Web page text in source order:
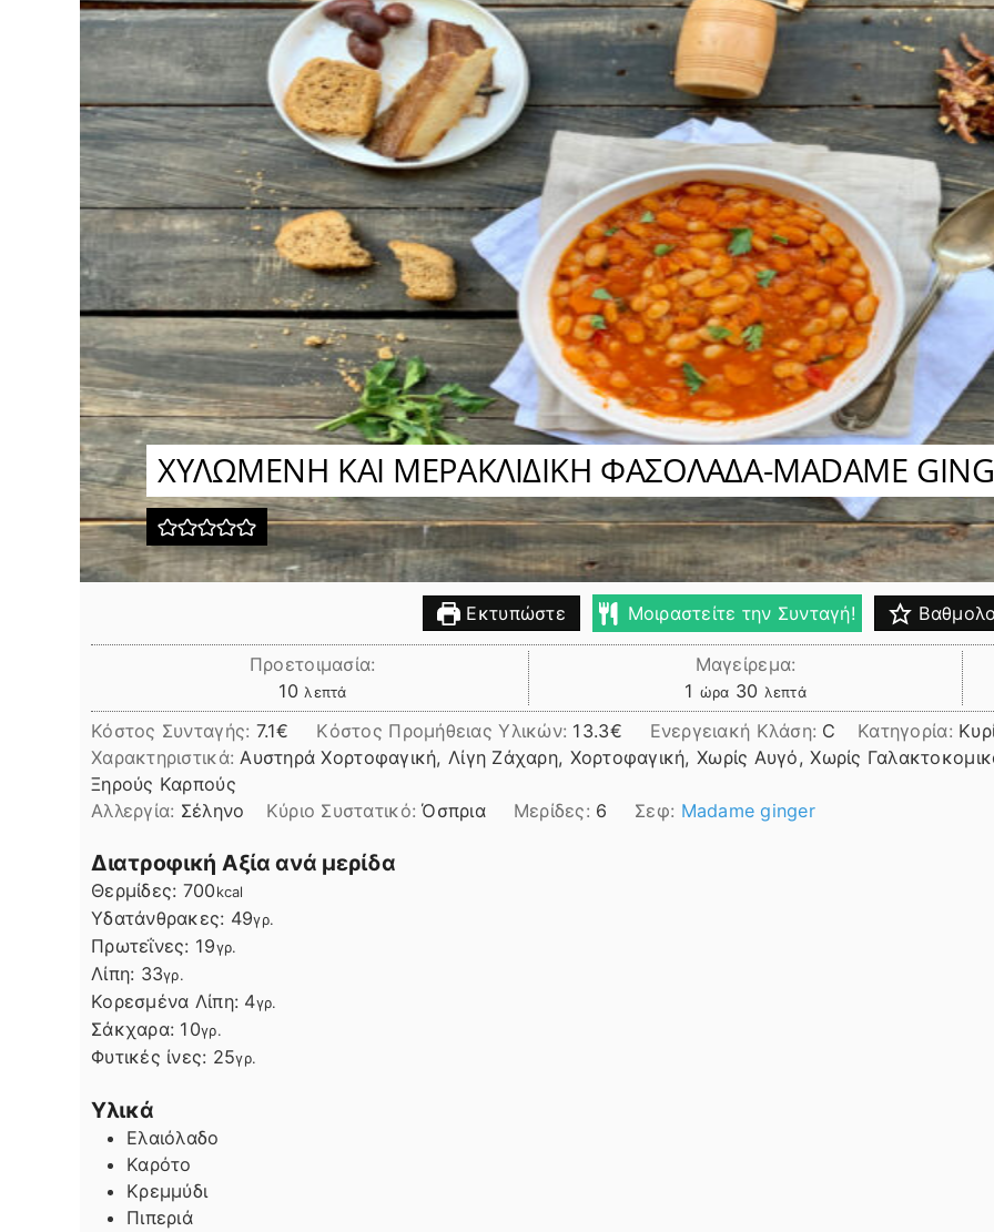
ΧΥΛΩΜΕΝΗ ΚΑΙ ΜΕΡΑΚΛΙΔΙΚΗ ΦΑΣΟΛΑΔΑ-MADAME
Εκτυπώστε Μοιραστείτε την Συνταγή!
Προετοιμασία:
10 λεπτά
λεπτά
Μαγείρεμα:
1 ώρα
ώρα 30 λεπτά
λεπτά
Κόστος Συνταγής: 7.1€ Kόστος Προμήθειας Υλικών: 13.3 Ενεργειακή Κλάση: C Κατηγορία:
Χαρακτηριστικά: Αυστηρά Χορτοφαγική, Λίγη Ζάχαρη, Χορτοφαγική, Χωρίς Αυγό, Χωρίς
Ξηρούς Καρπούς
Αλλεργία: Σέληνο Kύριο Συστατικό:Όσπρια Μερίδες: 6 Σεφ: Madame ginger
Διατροφική Αξία ανά μερίδα
Θερμίδες: 700kcal
Υδατάνθρακες: 49γρ.
Πρωτεΐνες: 19γρ.
Λίπη
Λίπη: 33γρ.
Κορεσμένα Λίπη: 4γρ.
Σάκχαρα: 10γρ.
Φυτικές ίνες: 25γρ.
Υλικά
Ελαιόλαδο
Καρότο
Κρεμμύδι
Πιπεριά